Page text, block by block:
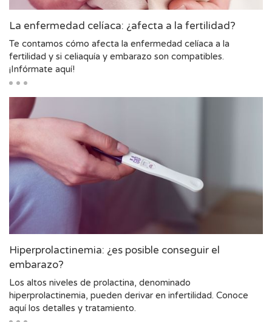
La enfermedad celíaca: ¿afecta a la fertilidad?
Te contamos cómo afecta la enfermedad celíaca a la
fertilidad y si celiaquía y embarazo son compatibles.
¡Infórmate aquí!
Hiperprolactinemia: ¿es posible conseguir el
embarazo?
Los altos niveles de prolactina, denominado
hiperprolactinemia, pueden derivar en infertilidad. Conoce
aquí los detalles y tratamiento.